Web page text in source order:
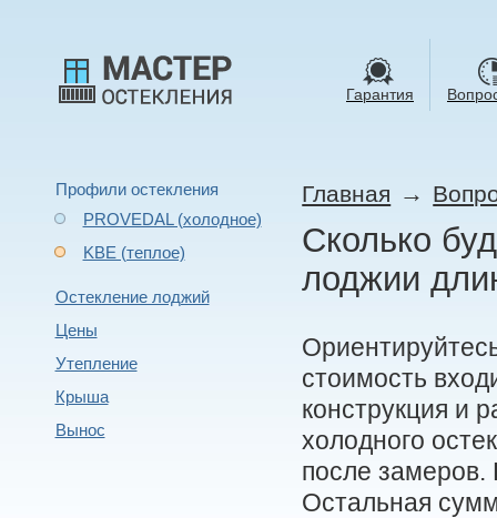
Гарантия
Профили остекления
PROVEDAL (холодное)
KBE (теплое)
Остекление лоджий
Цены
Утепление
Крыша
Вынос
Главная →
Сколько
лоджии
стоимость
конструкция и
холодного
после замеров.
Остальная